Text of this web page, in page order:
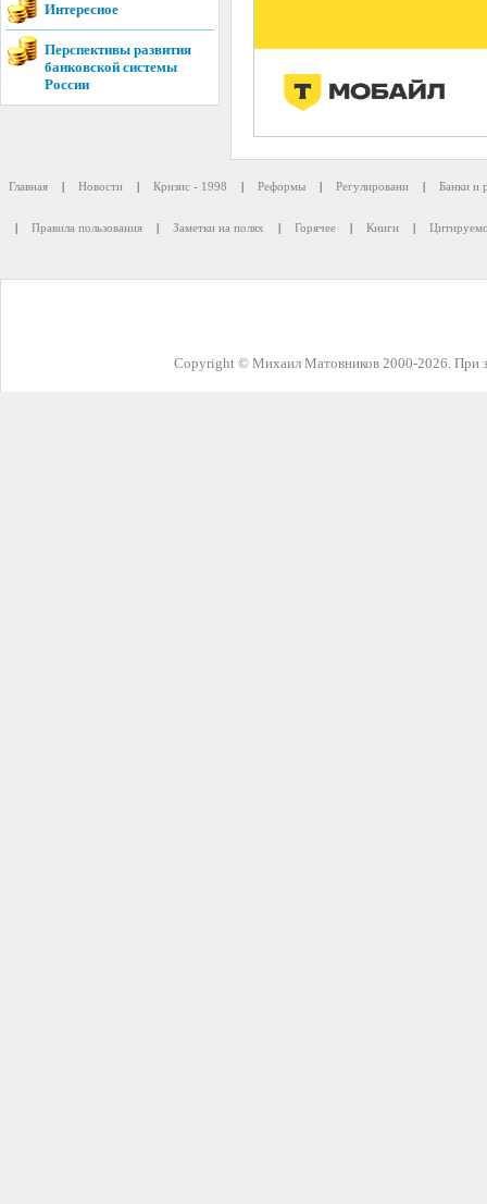
Интересное
Перспективы развития
банковской системы
России
Главная | Новости | Кризис - 1998 | Реформы | Регулировани | Банки и
| Правила пользования | Заметки на полях | Горячее | Книги |
Copyright © Михаил Матовников 2000-2026. При